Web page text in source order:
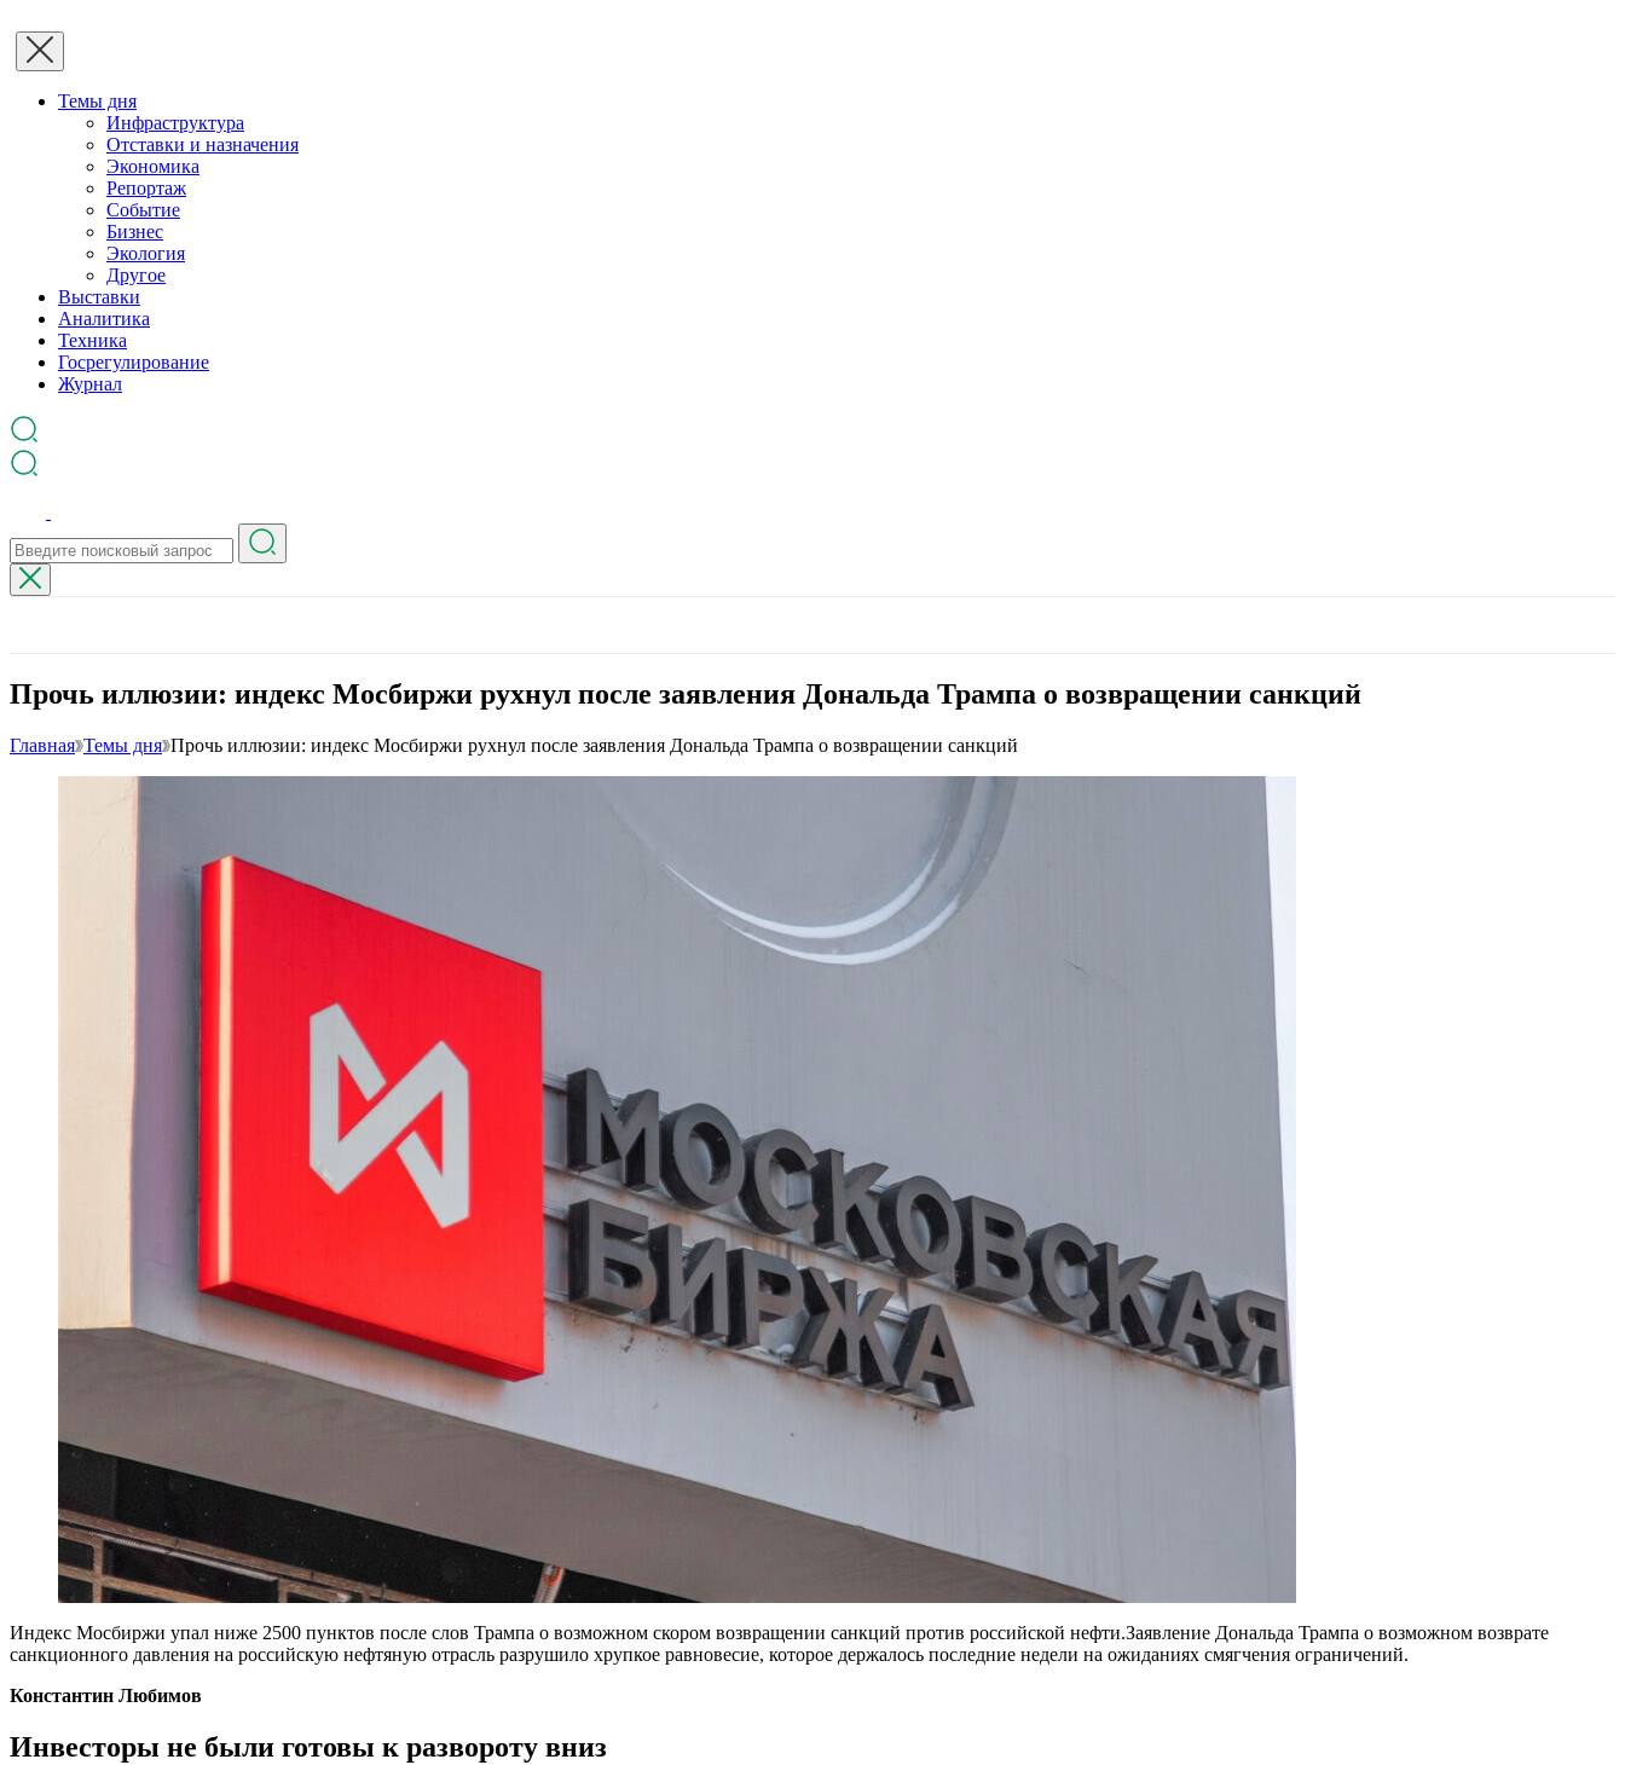
Темы дня
Инфраструктура
Отставки и назначения
Экономика
Репортаж
Событие
Бизнес
Экология
Другое
Выставки
Аналитика
Техника
Госрегулирование
Журнал
Прочь иллюзии: индекс Мосбиржи рухнул после заявления Дональда Трампа о возвращении санкций
Главная Темы дня Прочь иллюзии: индекс Мосбиржи рухнул после заявления Дональда Трампа о возвращении санкций
Индекс Мосбиржи упал ниже 2500 пунктов после слов Трампа о возможном скором возвращении санкций против российской нефти.Заявление Дональда Трампа о возможном возврате
санкционного давления на российскую нефтяную отрасль разрушило хрупкое равновесие, которое держалось последние недели на ожиданиях смягчения ограничений.
Константин Любимов
Инвесторы не были готовы к развороту вниз